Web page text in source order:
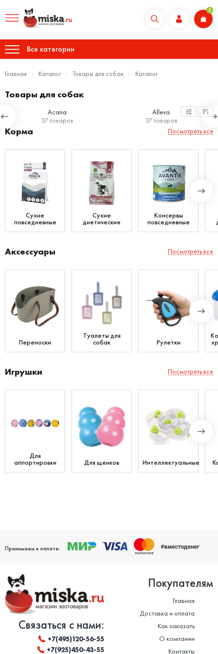
0
Все категории
Главная Каталог Товары для собак Каталог
Товары для собак
Acana
37 товаров
Alleva
37 товаров
Корма Посмотреть все
Сухие
повседневные
Сухие
диетические
Консервы
повседневные
Аксессуары Посмотреть все
Переноски
Туалеты для
собак Рулетки
Игрушки Посмотреть все
Для
аппортировки Для щенков Интеллектуальные
Принимаем к оплате:
Связаться с нами:
+7(495)120-56-55
+7(925)450-43-55
Покупателям
Главная
Доставка и оплата
Как заказать
О компании
Контакты